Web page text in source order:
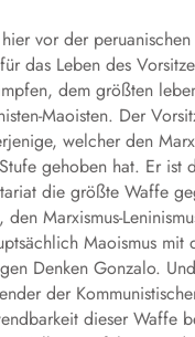
vor der peruanischen
das Leben des
dem größten
Maoisten. Der
welcher den
gehoben hat. Er ist
die größte Waffe
Marxismus-
Maoismus mit
Denken Gonzalo.
der
dieser Waffe